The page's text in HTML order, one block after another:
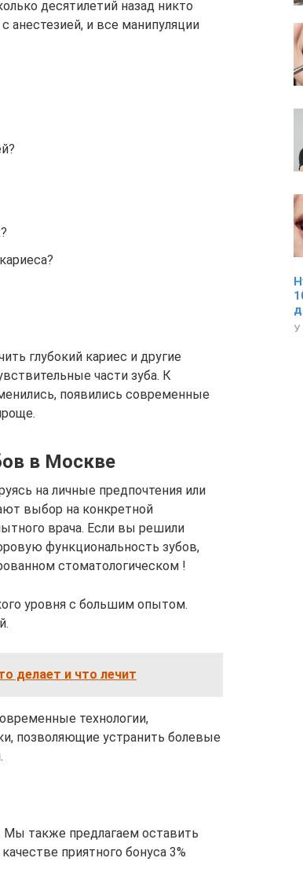
десятилетий назад никто
анестезией, и все манипуляции
глубокий кариес и другие
части зуба. К
появились современные
в Москве
на личные предпочтения или
выбор на конкретной
врача. Если вы решили
функциональность зубов,
стоматологическом !
уровня с большим опытом.
делает и что лечит
технологии,
позволяющие устранить болевые
также предлагаем оставить
приятного бонуса 3%
У